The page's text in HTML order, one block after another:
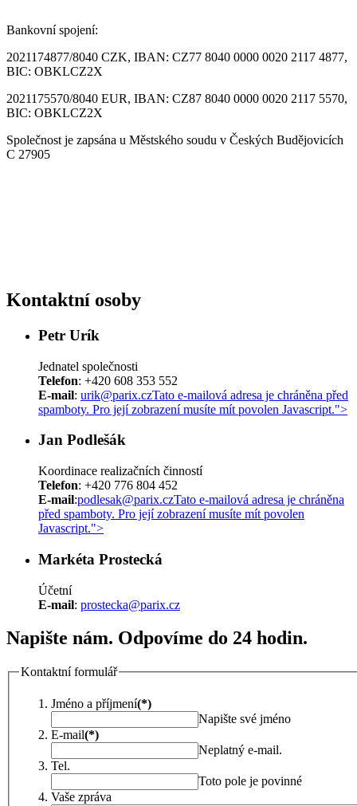
Bankovní spojení:
2021174877/8040 CZK, IBAN: CZ77 8040 0000 0020 2117 4877,
BIC: OBKLCZ2X
2021175570/8040 EUR, IBAN: CZ87 8040 0000 0020 2117 5570,
BIC: OBKLCZ2X
Společnost je zapsána u Městského soudu v Českých Budějovicích
C 27905
Kontaktní osoby
Petr Urík
Jednatel společnosti
Telefon: +420 608 353 552
E-mail: urik@parix.czTato e-mailová adresa je chráněna před
spamboty. Pro její zobrazení musíte mít povolen Javascript.">
Jan Podlešák
Koordinace realizačních činností
Telefon: +420 776 804 452
E-mail:podlesak@parix.czTato e-mailová adresa je chráněna
před spamboty. Pro její zobrazení musíte mít povolen
Javascript.">
Markéta Prostecká
Účetní
E-mail: prostecka@parix.cz
Napište nám. Odpovíme do 24 hodin.
Kontaktní formulář
Jméno a příjmení(*)
Napište své jméno
E-mail(*)
Neplatný e-mail.
Tel.
Toto pole je povinné
Vaše zpráva